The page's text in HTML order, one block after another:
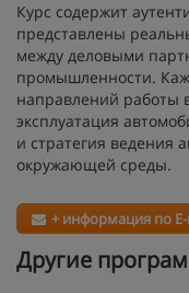
Курс содержит
представлены
между деловыми
промышленности.
направлений работы
эксплуатация
и стратегия ведения
окружающей среды.
+ информация по
Другие